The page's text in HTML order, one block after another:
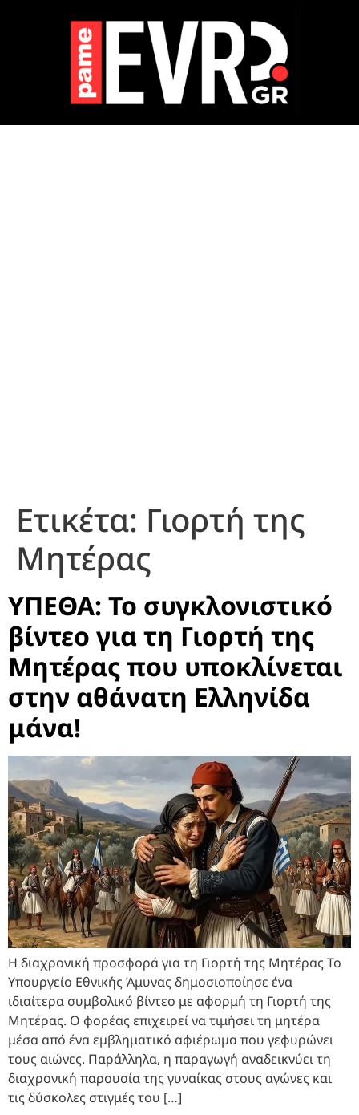
Ετικέτα: Γιορτή της
Μητέρας
ΥΠΕΘΑ: Το συγκλονιστικό
βίντεο για τη Γιορτή της
Μητέρας που υποκλίνεται
στην αθάνατη Ελληνίδα
μάνα!
Η διαχρονική προσφορά για τη Γιορτή της Μητέρας Το
Υπουργείο Εθνικής Άμυνας δημοσιοποίησε ένα
ιδιαίτερα συμβολικό βίντεο με αφορμή τη Γιορτή της
Μητέρας. Ο φορέας επιχειρεί να τιμήσει τη μητέρα
μέσα από ένα εμβληματικό αφιέρωμα που γεφυρώνει
τους αιώνες. Παράλληλα, η παραγωγή αναδεικνύει τη
διαχρονική παρουσία της γυναίκας στους αγώνες και
τις δύσκολες στιγμές του […]